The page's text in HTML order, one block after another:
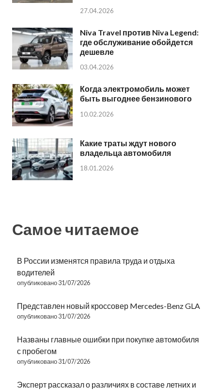
27.04.2026
Niva Travel против Niva Legend:
где обслуживание обойдется
дешевле
03.04.2026
Когда электромобиль может
быть выгоднее бензинового
10.02.2026
Какие траты ждут нового
владельца автомобиля
18.01.2026
Самое читаемое
В России изменятся правила труда и отдыха
водителей
опубликовано 31/07/2026
Представлен новый кроссовер Mercedes-Benz GLA
опубликовано 31/07/2026
Названы главные ошибки при покупке автомобиля
с пробегом
опубликовано 31/07/2026
Эксперт рассказал о различиях в составе летних и